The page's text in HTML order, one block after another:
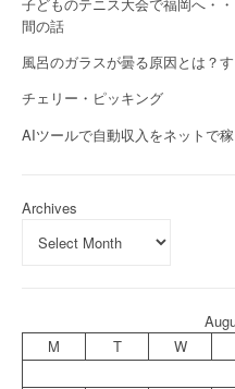
間の話
風呂のガラスが曇る原因とは？
チェリー・ピッキング
AIツールで自動収入をネットで
Archives
M
T W